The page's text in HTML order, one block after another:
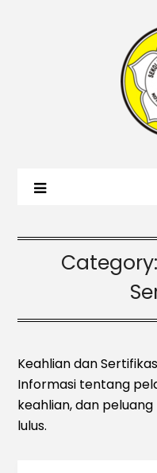
Category:
Keahlian dan
Informasi tentang
keahlian, dan
lulus.